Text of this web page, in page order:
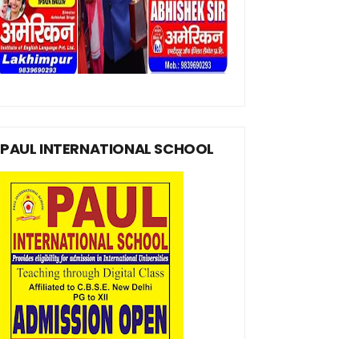
PAUL INTERNATIONAL SCHOOL